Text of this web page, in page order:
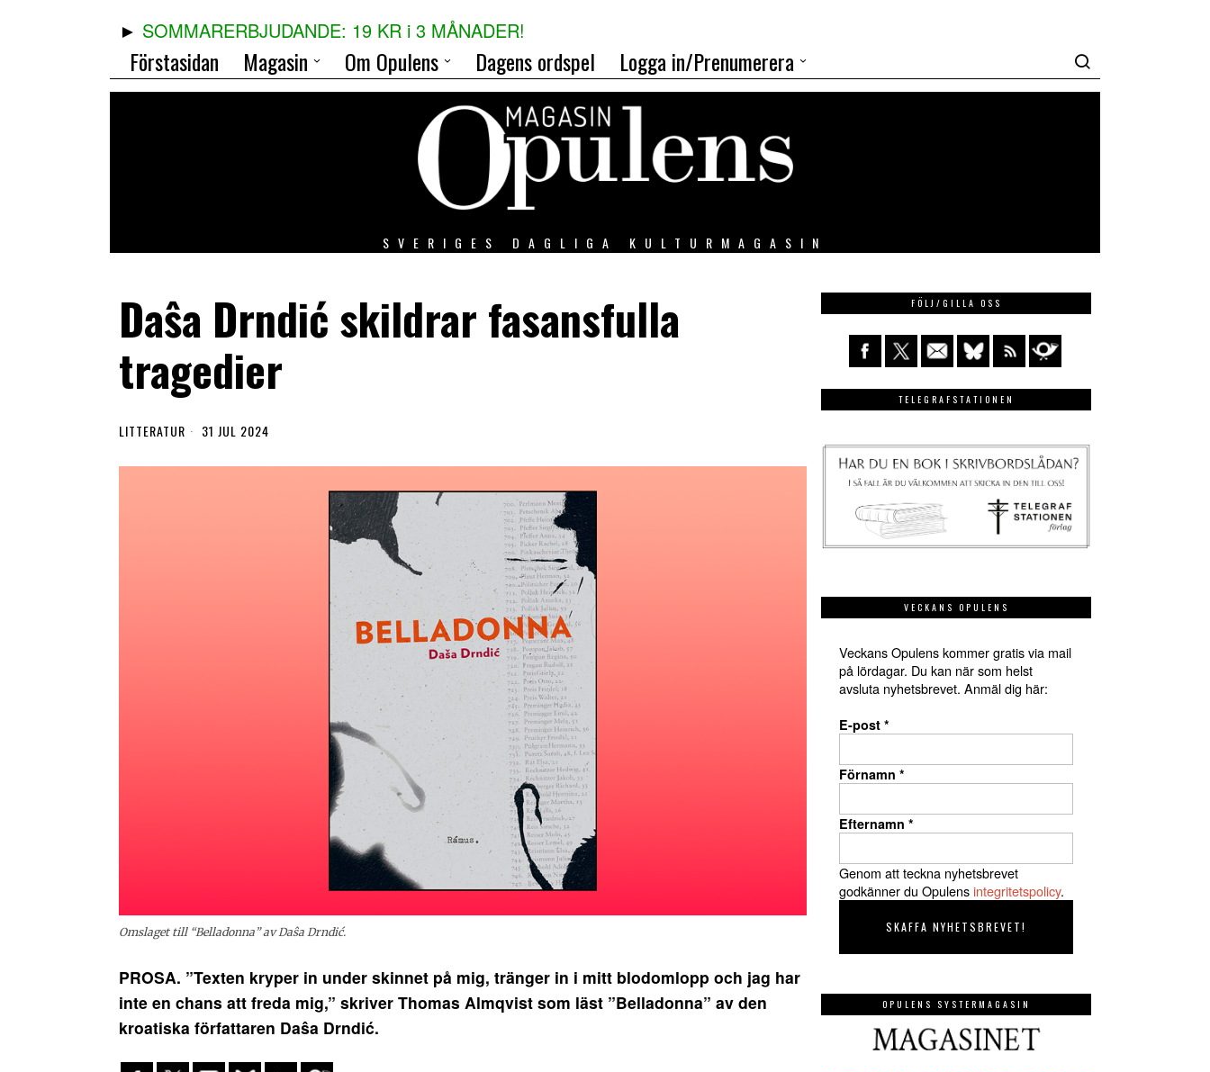
SOMMARERBJUDANDE: 19 KR i 3 MÅNADER!
Förstasidan Magasin Om Opulens Dagens ordspel Logga in/Prenumerera
SVERIGES DAGLIGA KULTURMAGASIN
Daŝa Drndić skildrar fasansfulla
tragedier
LITTERATUR 31 JUL 2024
Omslaget till “Belladonna” av Daŝa Drndić.
PROSA. ”Texten kryper in under skinnet på mig, tränger in i mitt blodomlopp och jag har
inte en chans att freda mig,” skriver Thomas Almqvist som läst ”Belladonna” av den
kroatiska författaren Daŝa Drndić.
FÖLJ/GILLA OSS
TELEGRAFSTATIONEN
VECKANS OPULENS
Veckans Opulens kommer gratis via mail
på lördagar. Du kan när som helst
avsluta nyhetsbrevet. Anmäl dig här:
E-post *
Förnamn *
Efternamn *
Genom att teckna nyhetsbrevet
godkänner du Opulensintegritetspolicy.
OPULENS SYSTERMAGASIN